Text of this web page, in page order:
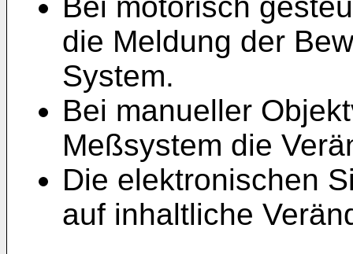
die Meldung der
System.
Bei manueller
Meßsystem die
Die elektronischen
auf inhaltliche